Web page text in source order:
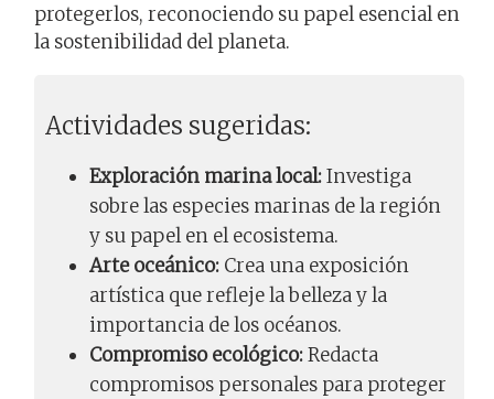
protegerlos, reconociendo su papel esencial en
la sostenibilidad del planeta.
Actividades sugeridas:
Exploración marina local:Investiga
sobre las especies marinas de la región
y su papel en el ecosistema.
Arte oceánico: Crea una exposición
artística que refleje la belleza y la
importancia de los océanos.
Compromiso ecológico:Redacta
compromisos personales para proteger